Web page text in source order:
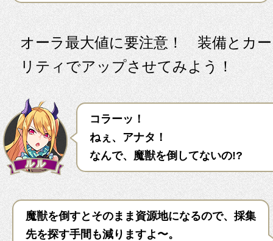
オーラ最大値に要注意！ 装備とカ
リティでアップさせてみよう！
コラーッ！
ねぇ、アナタ！
なんで、魔獣を倒してないの!?
魔獣を倒すとそのまま資源地になるので、採集
先を探す手間も減りますよ〜。